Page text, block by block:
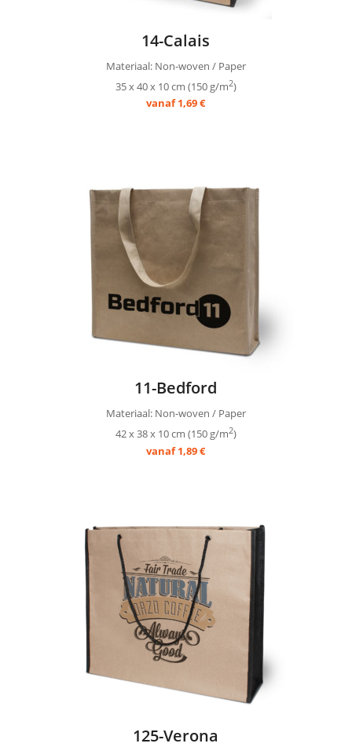
14-Calais
Materiaal: Non-woven / Paper
35 x 40 x 10 cm (150 g/m2)
vanaf 1,69 €
11-Bedford
Materiaal: Non-woven / Paper
42 x 38 x 10 cm (150 g/m2)
vanaf 1,89 €
125-Verona